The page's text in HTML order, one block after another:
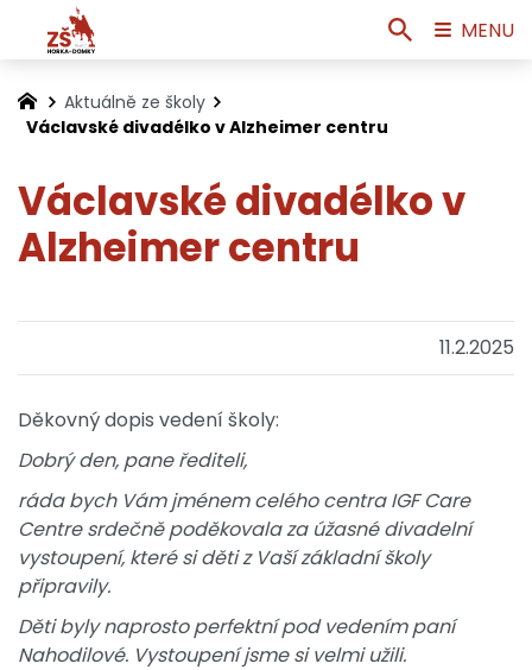
Aktuálně ze školy
Václavské divadélko v Alzheimer centru
Václavské divadélko v
Alzheimer centru
11.2.2025
Děkovný dopis vedení školy:
Dobrý den, pane řediteli,
ráda bych Vám jménem celého centra IGF Care
Centre srdečně poděkovala za úžasné divadelní
vystoupení, které si děti z Vaší základní školy
připravily.
Děti byly naprosto perfektní pod vedením paní
Nahodilové. Vystoupení jsme si velmi užili.
MENU